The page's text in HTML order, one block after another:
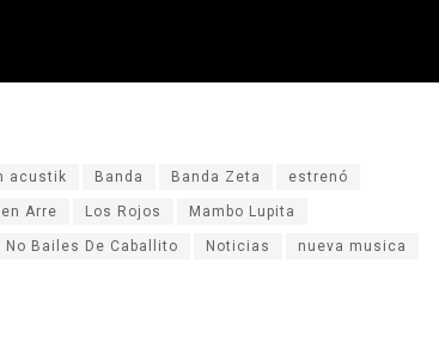
acustik Banda Banda Zeta estrenó
Arre Los Rojos Mambo Lupita
No Bailes De Caballito Noticias nueva musica